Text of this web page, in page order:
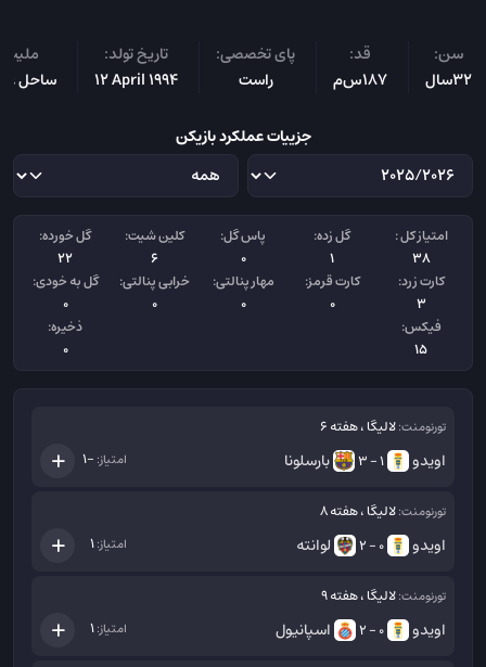
سن:
32سال
قد:
187س‌م
پای تخصصی:
راست
تاریخ تولد:
12 April 1994
ملیت:
ساحل
جزییات عملکرد بازیکن
امتیاز کل :
38
گل زده:
1
پاس گل:
0
کلین شیت:
6
گل خورده:
22
کارت زرد:
3
کارت قرمز:
0
مهار پنالتی:
0
خرابی پنالتی:
0
گل به خودی:
0
فیکس:
15
ذخیره:
0
تورنومنت:لالیگا ، هفته 6
اویدو 1 - 3 بارسلونا امتیاز: -1
تورنومنت:لالیگا ، هفته 8
اویدو 0 - 2 لوانته امتیاز:1
تورنومنت:لالیگا ، هفته 9
اویدو 0 - 2 اسپانیول امتیاز:1